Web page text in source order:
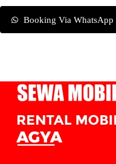
Booking Via WhatsApp